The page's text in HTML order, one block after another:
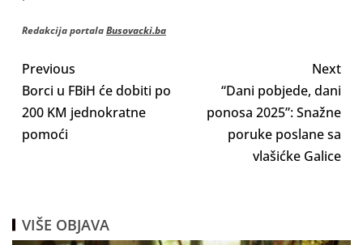
Redakcija portalaBusovacki.ba
Previous
Borci u FBiH će dobiti po
200 KM jednokratne
pomoći
Next
“Dani pobjede, dani
ponosa 2025”: Snažne
poruke poslane sa
vlašićke Galice
VIŠE OBJAVA